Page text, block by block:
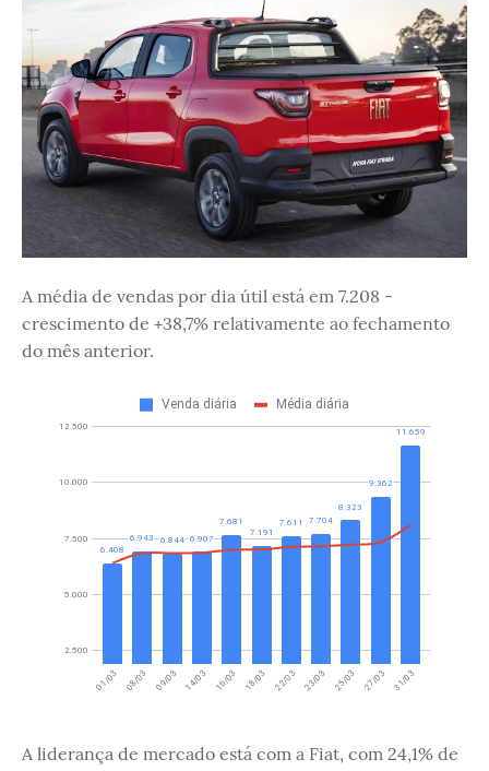
A média de vendas por dia útil está em 7.208 -
crescimento de +38,7% relativamente ao fechamento
do mês anterior.
A liderança de mercado está com a Fiat, com 24,1% de